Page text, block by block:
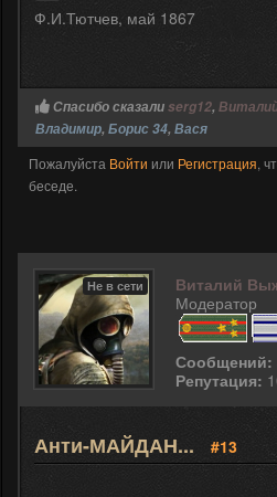
Ф.И.Тютчев, май 1867
Спасибо сказалиserg12,
Владимир, Борис 34, Вася
Пожалуйста Войти или Регистрация,
беседе.
Не в сети
Виталий
Модератор
Сообщений:
Репутация:
Анти-МАЙДАН... #13